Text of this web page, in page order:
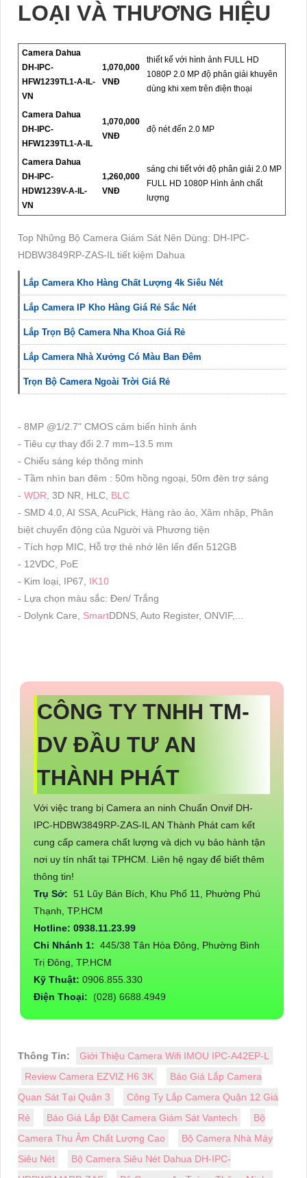
LOẠI VÀ THƯƠNG HIỆU
Camera Dahua
DH-IPC-
HFW1239TL1-A-IL-
VN
1,070,000
VNĐ
thiết kế với hình ảnh FULL HD
1080P 2.0 MP độ phân giải khuyên
dùng khi xem trên điện thoại
Camera Dahua
DH-IPC-
HFW1239TL1-A-IL
1,070,000
VNĐ
độ nét đến 2.0 MP
Camera Dahua
DH-IPC-
HDW1239V-A-IL-
VN
1,260,000
VNĐ
sáng chi tiết với độ phân giải 2.0 MP
FULL HD 1080P Hình ảnh chất
lượng
Top Những Bộ Camera Giám Sát Nên Dùng: DH-IPC-
HDBW3849RP-ZAS-IL tiết kiệm Dahua
Lắp Camera Kho Hàng Chất Lượng 4k Siêu Nét
Lắp Camera IP Kho Hàng Giá Rẻ Sắc Nét
Lắp Trọn Bộ Camera Nha Khoa Giá Rẻ
Lắp Camera Nhà Xưởng Có Màu Ban Đêm
Trọn Bộ Camera Ngoài Trời Giá Rẻ
- 8MP @1/2.7" CMOS cảm biến hình ảnh
- Tiêu cự thay đổi 2.7 mm–13.5 mm
- Chiếu sáng kép thông minh
- Tầm nhìn ban đêm : 50m hồng ngoại, 50m đèn trợ sáng
- WDR , 3D NR, HLC, BLC
- SMD 4.0, AI SSA, AcuPick, Hàng rào ảo, Xâm nhập, Phân
biệt chuyển động của Người và Phương tiện
- Tích hợp MIC, Hỗ trợ thẻ nhớ lên lến đến 512GB
- 12VDC, PoE
- Kim loại, IP67, IK10
- Lựa chọn màu sắc: Đen/ Trắng
- Dolynk Care, SmartDDNS, Auto Register, ONVIF,...
CÔNG TY TNHH TM-
DV ĐẦU TƯ AN
THÀNH PHÁT
Với việc trang bị Camera an ninh Chuẩn Onvif DH-
IPC-HDBW3849RP-ZAS-IL AN Thành Phát cam kết
cung cấp camera chất lượng và dịch vụ bảo hành tận
nơi uy tín nhất tại TPHCM. Liên hệ ngay để biết thêm
thông tin!
Trụ Sở: 51 Lũy Bán Bích, Khu Phố 11, Phường Phú
Thạnh, TP.HCM
Hotline: 0938.11.23.99
Chi Nhánh 1: 445/38 Tân Hòa Đông, Phường Bình
Trị Đông, TP.HCM
Kỹ Thuật: 0906.855.330
Điện Thoại: (028) 6688.4949
Thông Tin:
Giới Thiệu Camera Wifi IMOU IPC-A42EP-L
Review Camera EZVIZ H6 3K
Báo Giá Lắp Camera
Quan Sát Tại Quận 3
Công Ty Lắp Camera Quận 12 Giá
Rẻ
Báo Giá Lắp Đặt Camera Giám Sát Vantech
Bộ
Camera Thu Âm Chất Lượng Cao
Bộ Camera Nhà Máy
Siêu Nét
Bộ Camera Siêu Nét Dahua DH-IPC-